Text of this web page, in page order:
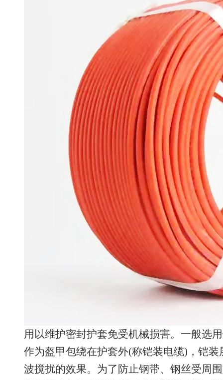
用以维护密封护套免受机械损害。一般选
作为盔甲包绕在护套外(称铠装电缆)，铠
波搅扰的效果。为了防止钢带、钢丝受周